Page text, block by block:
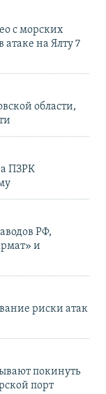
с морских
атаке на Ялту 7
области,
ПЗРК
РФ,
и
риски атак
покинуть
порт